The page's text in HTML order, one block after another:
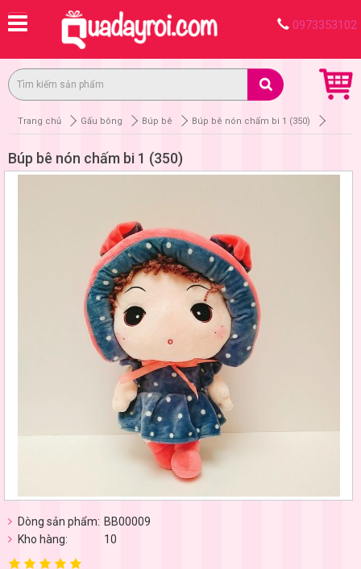
0973353102
Trang chủ Gấu bông Búp bê Búp bê nón chấm bi 1 (350)
Búp bê nón chấm bi 1 (350)
Dòng sản phẩm: BB00009
Kho hàng:
10